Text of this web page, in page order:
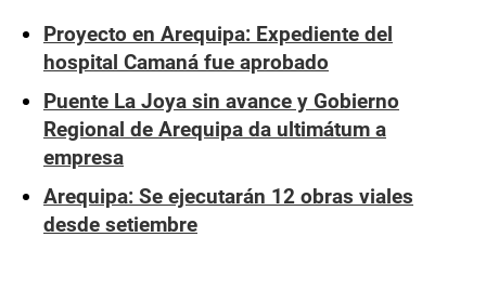
Proyecto en Arequipa: Expediente del
hospital Camaná fue aprobado
Puente La Joya sin avance y Gobierno
Regional de Arequipa da ultimátum a
empresa
Arequipa: Se ejecutarán 12 obras viales
desde setiembre